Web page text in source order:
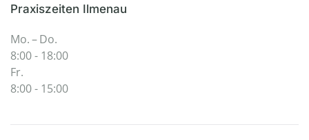
Praxiszeiten Ilmenau
Mo. – Do.
8:00 - 18:00
Fr.
8:00 - 15:00